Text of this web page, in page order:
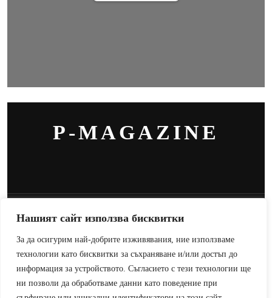
Нашият сайт използва бисквитки
За да осигурим най-добрите изживявания, ние използваме
технологии като бисквитки за съхраняване и/или достъп до
информация за устройството. Съгласието с тези технологии ще
ни позволи да обработваме данни като поведение при
P-MAGAZINE
BY CRTHEMES.COM